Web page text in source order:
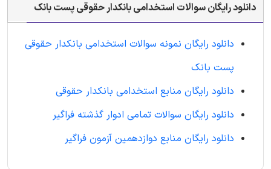
دانلود رایگان سوالات استخدامی بانکدار حقوقی پست بانک
دانلود رایگان نمونه سوالات استخدامی بانکدار حقوقی
پست بانک
دانلود رایگان منابع استخدامی بانکدار حقوقی
دانلود رایگان سوالات تمامی ادوار گذشته فراگیر
دانلود رایگان منابع دوازدهمین آزمون فراگیر